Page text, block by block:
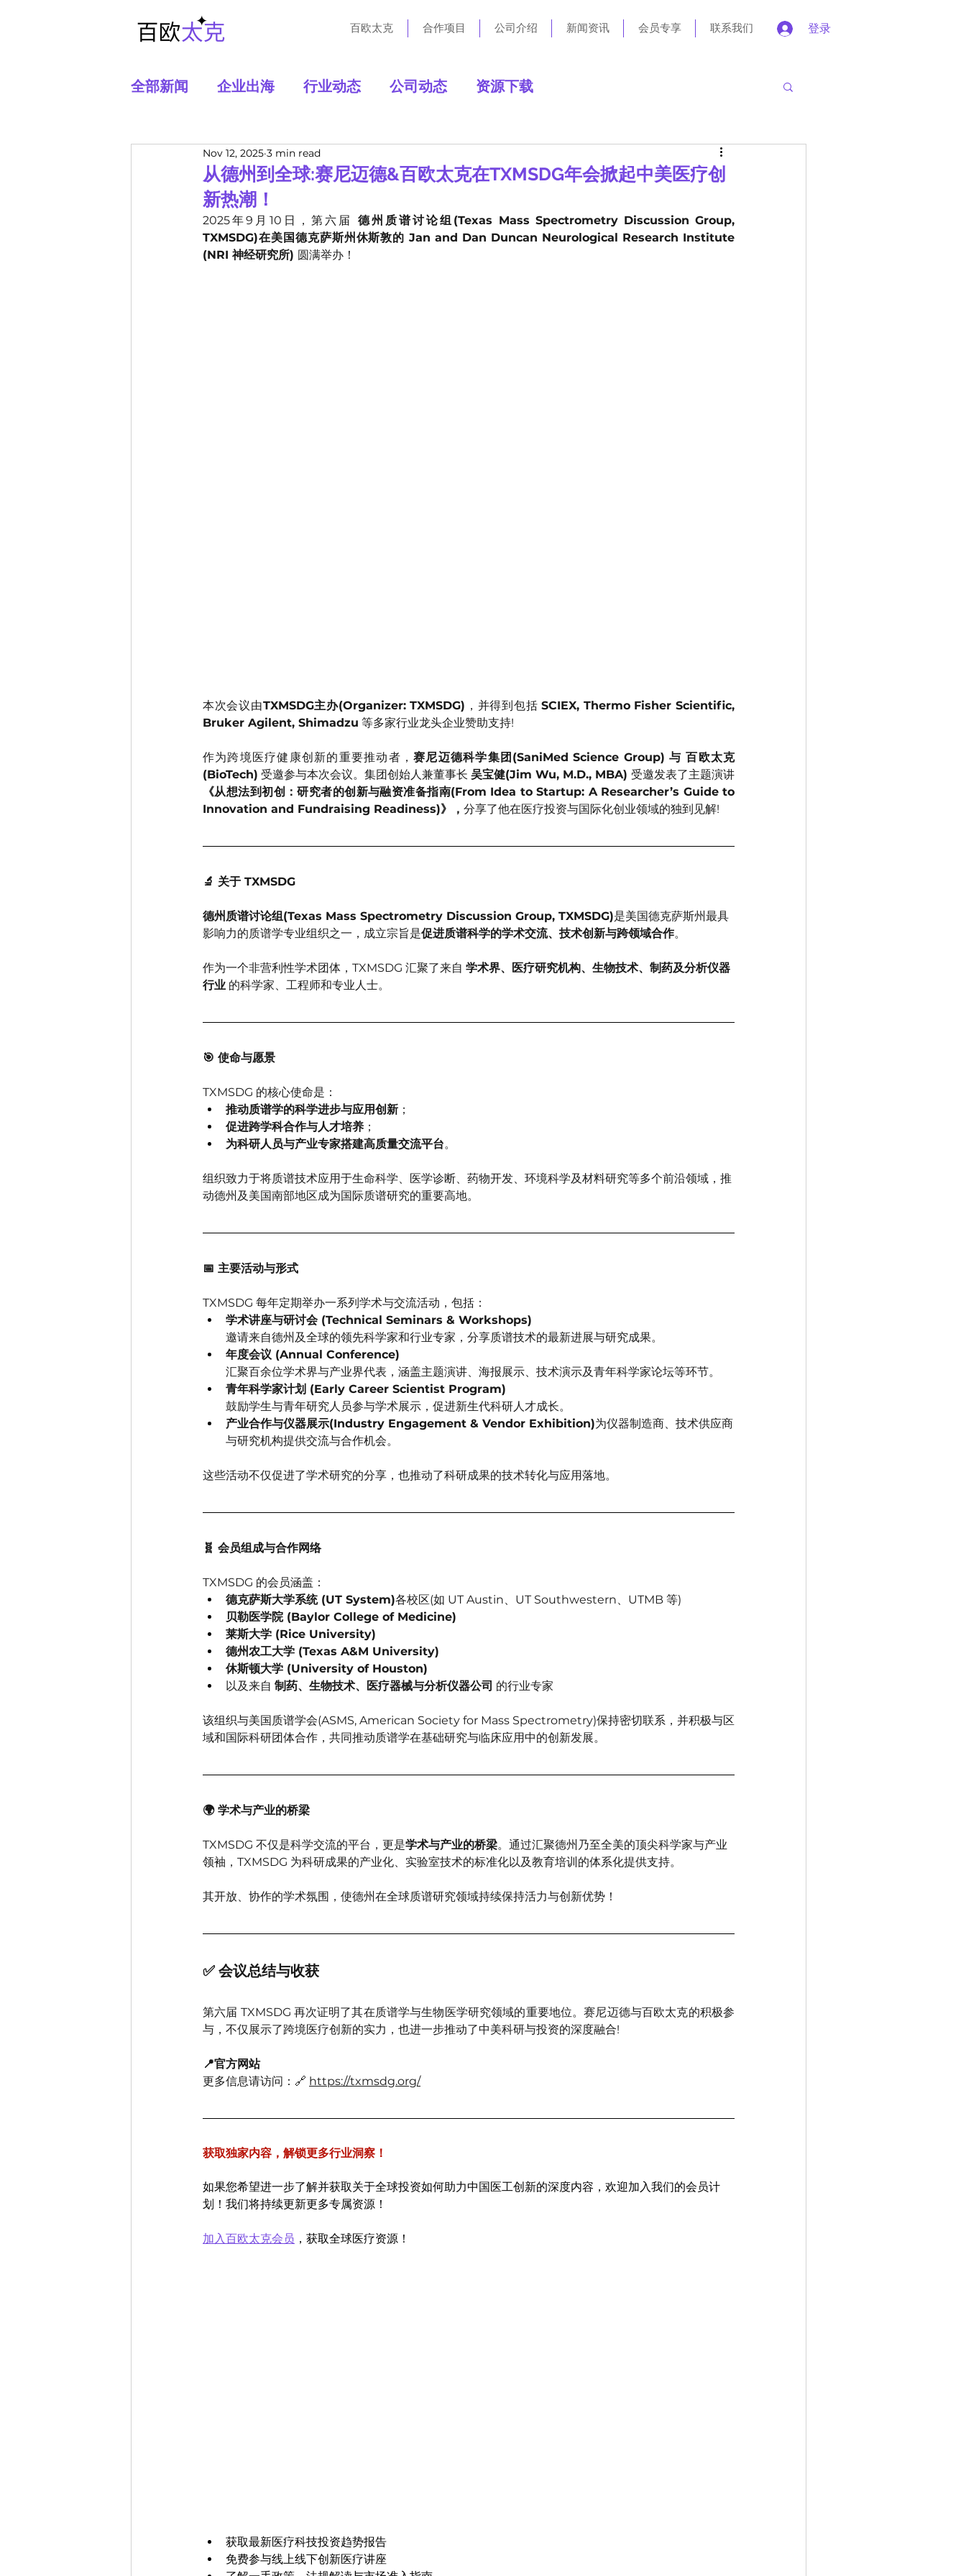
百欧太克 合作项目 公司介绍 新闻资讯 会员专享 联系我们 登录
全部新闻 企业出海 行业动态 公司动态 资源下载
从德州到全球:赛尼迈德&百欧太克在TXMSDG年会掀起中美医疗创
新热潮！
Nov 12, 2025 3 min read
2025年9月10日，第六届 德州质谱讨论组(Texas Mass Spectrometry Discussion Group,
TXMSDG)在美国德克萨斯州休斯敦的 Jan and Dan Duncan Neurological Research Institute
(NRI 神经研究所) 圆满举办！
本次会议由TXMSDG主办(Organizer: TXMSDG) ，并得到包括 SCIEX, Thermo Fisher Scientific,
Bruker Agilent, Shimadzu 等多家行业龙头企业赞助支持!
作为跨境医疗健康创新的重要推动者，赛尼迈德科学集团(SaniMed Science Group) 与 百欧太克
(BioTech) 受邀参与本次会议。集团创始人兼董事长 吴宝健(Jim Wu, M.D., MBA) 受邀发表了主题演讲
《从想法到初创：研究者的创新与融资准备指南(From Idea to Startup: A Researcher’s Guide to
Innovation and Fundraising Readiness)》， 分享了他在医疗投资与国际化创业领域的独到见解!
🔬 关于 TXMSDG
德州质谱讨论组(Texas Mass Spectrometry Discussion Group, TXMSDG)是美国德克萨斯州最具
影响力的质谱学专业组织之一，成立宗旨是促进质谱科学的学术交流、技术创新与跨领域合作。
作为一个非营利性学术团体，TXMSDG 汇聚了来自 学术界、医疗研究机构、生物技术、制药及分析仪器
行业 的科学家、工程师和专业人士。
🎯 使命与愿景
TXMSDG 的核心使命是：
推动质谱学的科学进步与应用创新 ；
促进跨学科合作与人才培养 ；
为科研人员与产业专家搭建高质量交流平台。
组织致力于将质谱技术应用于生命科学、医学诊断、药物开发、环境科学及材料研究等多个前沿领域，推
动德州及美国南部地区成为国际质谱研究的重要高地。
📅 主要活动与形式
TXMSDG 每年定期举办一系列学术与交流活动，包括：
学术讲座与研讨会 (Technical Seminars & Workshops)
邀请来自德州及全球的领先科学家和行业专家，分享质谱技术的最新进展与研究成果。
年度会议 (Annual Conference)
汇聚百余位学术界与产业界代表，涵盖主题演讲、海报展示、技术演示及青年科学家论坛等环节。
青年科学家计划 (Early Career Scientist Program)
鼓励学生与青年研究人员参与学术展示，促进新生代科研人才成长。
产业合作与仪器展示(Industry Engagement & Vendor Exhibition)为仪器制造商、技术供应商
与研究机构提供交流与合作机会。
这些活动不仅促进了学术研究的分享，也推动了科研成果的技术转化与应用落地。
🧬 会员组成与合作网络
TXMSDG 的会员涵盖：
德克萨斯大学系统 (UT System)各校区(如 UT Austin、UT Southwestern、UTMB 等)
贝勒医学院 (Baylor College of Medicine)
莱斯大学 (Rice University)
德州农工大学 (Texas A&M University)
休斯顿大学 (University of Houston)
以及来自 制药、生物技术、医疗器械与分析仪器公司 的行业专家
该组织与美国质谱学会(ASMS, American Society for Mass Spectrometry)保持密切联系，并积极与区
域和国际科研团体合作，共同推动质谱学在基础研究与临床应用中的创新发展。
🌍 学术与产业的桥梁
TXMSDG 不仅是科学交流的平台，更是学术与产业的桥梁。通过汇聚德州乃至全美的顶尖科学家与产业
领袖，TXMSDG 为科研成果的产业化、实验室技术的标准化以及教育培训的体系化提供支持。
其开放、协作的学术氛围，使德州在全球质谱研究领域持续保持活力与创新优势！
✅ 会议总结与收获
第六届 TXMSDG 再次证明了其在质谱学与生物医学研究领域的重要地位。赛尼迈德与百欧太克的积极参
与，不仅展示了跨境医疗创新的实力，也进一步推动了中美科研与投资的深度融合!
📍官方网站
更多信息请访问：🔗 https://txmsdg.org/
获取独家内容，解锁更多行业洞察！
如果您希望进一步了解并获取关于全球投资如何助力中国医工创新的深度内容，欢迎加入我们的会员计
划！我们将持续更新更多专属资源！
加入百欧太克会员 ，获取全球医疗资源！
获取最新医疗科技投资趋势报告
免费参与线上线下创新医疗讲座